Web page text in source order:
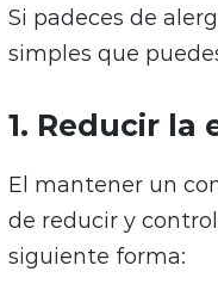
Si padeces de
simples que
1. Reducir la
El mantener un
de reducir y
siguiente forma: